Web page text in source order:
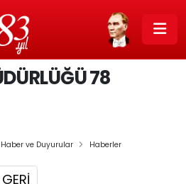
78
Haber ve Duyurular Haberler
GERI